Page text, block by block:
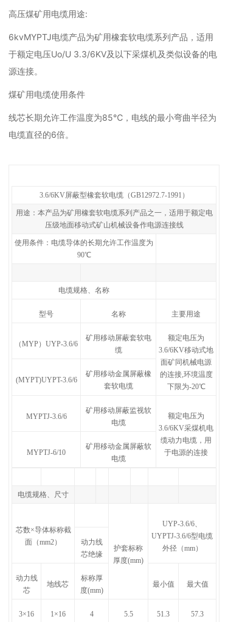
高压煤矿用电缆用途:
6kvMYPTJ电缆产品为矿用橡套软电缆系列产品，适用
于额定电压Uo/U 3.3/6KV及以下采煤机及类似设备的电
源连接。
煤矿用电缆使用条件
线芯长期允许工作温度为85℃，电线的最小弯曲半径为
电缆直径的6倍。
3.6/6KV屏蔽型橡套软电缆（GB12972.7-1991）
用途：本产品为矿用橡套软电缆系列产品之一，适用于额定电
压级地面移动式矿山机械设备作电源连接线
使用条件：电缆导体的长期允许工作温度为
90℃
电缆规格、名称
型号 名称 主要用途
（MYP）UYP-3.6/6
矿用移动屏蔽套软电
缆
额定电压为
3.6/6KV移动式地
面矿同机械电源
的连接,环境温度
下限为-20℃
(MYPT)UYPT-3.6/6
矿用移动金属屏蔽橡
套软电缆
MYPTJ-3.6/6
矿用移动屏蔽监视软
电缆
额定电压为
3.6/6KV采煤机电
缆动力电缆，用
于电源的连接
MYPTJ-6/10
矿用移动金属屏蔽软
电缆
电缆规格、尺寸
芯数×导体标称截
面（mm2）
护套标称
厚度(mm)
UYP-3.6/6、
UYPTJ-3.6/6型电缆
外径（mm）
动力线
芯绝缘
动力线
芯
地线芯
标称厚
度(mm)
最小值 最大值
3×16 1×16 4 5.5 51.3 57.3